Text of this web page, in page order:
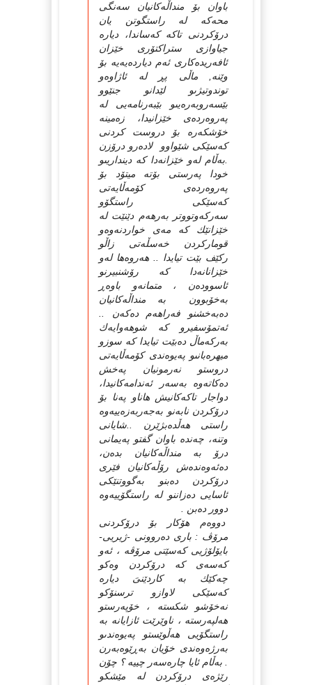
باوان بۆ منداڵەكانیان سەنگى
محەكە لە راستگوتن یان
درۆكردنى تاكە كەساندا، دیارە
جیاوازى ستراكتۆرى خێزان
ئافەریدەكارى ئەم دیاردەیەیە بۆ
وێنە, ماڵى پڕ لە ئاژاوەو
توندوتیژىو لێدانو جنێوو
بێسەروبەرەیىو بێبەرنامەیى لە
پەروەردەى خێزانیدا، زەمینە
خۆشكەرە بۆ دروست كردنى
كەسێكى شێواوو لادەرو درۆزن
.بەڵام لەو خێزانەدا كە دینداریىو
خودا پەرستى بۆتە میتۆد بۆ
پەروەردەى كۆمەڵایەتى
كەسێكى راستگۆو
سەركەوتووتر بەرهەم دێنێت لە
خێزانێك كە مەى خواردنەوەو
قوماركردن خەسڵەتى زاڵو
ركێف بێت تیایدا .. هەروەها لەو
خێزانانەدا كە رۆشنبیرنو
ئاسوودەن ، متمانەو باوەڕ
بەخۆبوون بە منداڵەكانیان
دەبەخشنو فەراهەم دەكەن ..
ئەتمۆسفیرو كە شوهەوایەك
بەركەماڵ دەبێت تیایدا كە سوزو
میهرەبانىو پەیوەندى كۆمەڵایەتى
دروستو نەرمونیان پەخش
دەكاتەوە بەسەر ئەندامەكانیدا،
دواجار تاكەكانیش هاناو پەنا بۆ
درۆكردن نابەنو بەجەربەزەییەوە
راستى هەڵدەبژێرن ..شایانى
وتنە، چەندە باوان گفتو پەیمانى
درۆ بە منداڵەكانیان بدەن،
دەئەوەندەش رۆڵەكانیان فێرى
درۆكردن دەبنو بەگووتنێكى
ئاسایى دەزاننو لە راستگۆییەوە
دوور دەبن .
دووەم هۆكار بۆ درۆكردنى
مرۆڤ : بارى دەروونى -ژیریى-
بایۆلۆژیى كەسێتى مرۆڤە ، ئەو
كەسەى كە درۆكردن وەكو
چەكێك بە كاردێنىَ دیارە
كەسێكى لاوازو ترسنۆكو
نەخۆشو شكستە ، خۆپەرستو
هەلپەرستە ، ناوێرێت ئازایانە بە
راستگۆیى هەڵوێستو پەیوەندىو
بەرژەوەندى خۆیان بەڕێوەبەرن
. بەڵام ئایا چارەسەر چییە ؟ چۆن
رێژەى درۆكردن لە مێشكو